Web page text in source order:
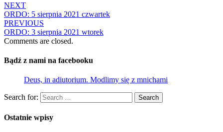
NEXT
ORDO: 5 sierpnia 2021 czwartek
PREVIOUS
ORDO: 3 sierpnia 2021 wtorek
Comments are closed.
Bądź z nami na facebooku
Deus, in adiutorium. Modlimy się z mnichami
Search for: Search
Ostatnie wpisy